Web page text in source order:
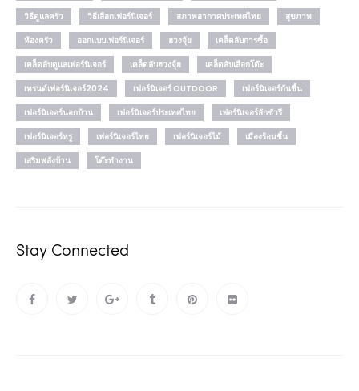
วิธีดูแลครัว
วิธีเลือกเฟอร์นิเจอร์ สภาพอากาศประเทศไทย
สุขภาพ
ห้องครัว
ออกแบบเฟอร์นิเจอร์ ฮวงจุ้ย
เคล็ดลับการซื้อ
เคล็ดลับดูแลเฟอร์นิเจอร์
เคล็ดลับฮวงจุ้ย
เคล็ดลับเลือกโต๊ะ
เทรนด์เฟอร์นิเจอร์2024
เฟอร์นิเจอร์ OUTDOOR
เฟอร์นิเจอร์กันชื้น
เฟอร์นิเจอร์นอกบ้าน
เฟอร์นิเจอร์ประเทศไทย
เฟอร์นิเจอร์ลักชัวรี
เฟอร์นิเจอร์หรู
เฟอร์นิเจอร์ไทย เฟอร์นิเจอร์ไม้
เมืองร้อนชื้น
เสริมพลังบ้าน
โต๊ะทำงาน
Stay Connected